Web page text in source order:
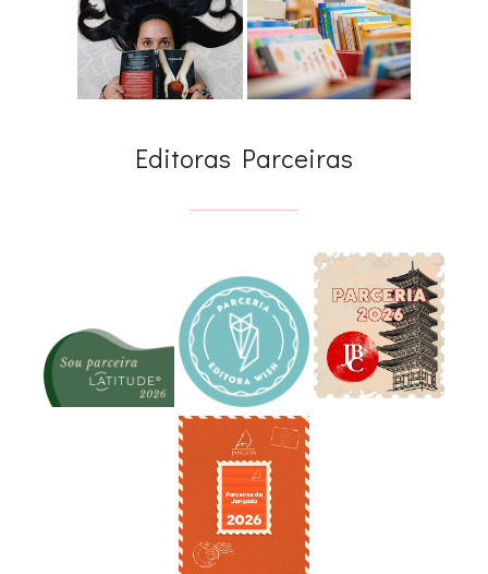
Editoras Parceiras